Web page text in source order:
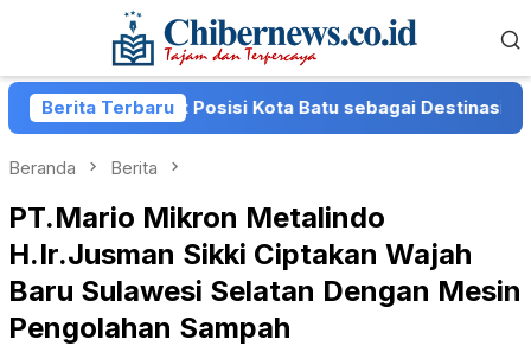
Menu
Mobile
Berita Terbaru
Posisi Kota Batu sebagai Destinasi Festival Musik
Beranda Berita
PT.Mario Mikron Metalindo
H.Ir.Jusman Sikki Ciptakan Wajah
Baru Sulawesi Selatan Dengan Mesin
Pengolahan Sampah